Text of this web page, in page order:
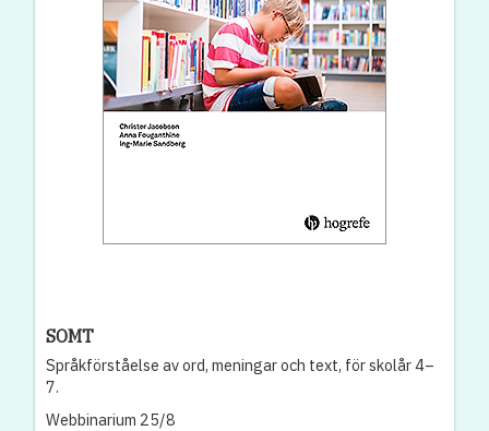
SOMT
Språkförståelse av ord, meningar och text, för skolår 4–
7.
Webbinarium 25/8